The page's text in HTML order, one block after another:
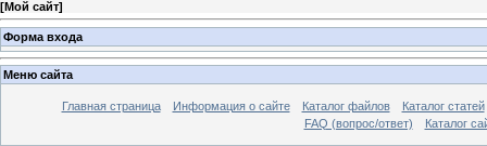
[Мой сайт]
Форма входа
Меню сайта
Главная страница Информация о сайте Каталог файлов
Каталог статей
FAQ (вопрос/ответ)
Каталог